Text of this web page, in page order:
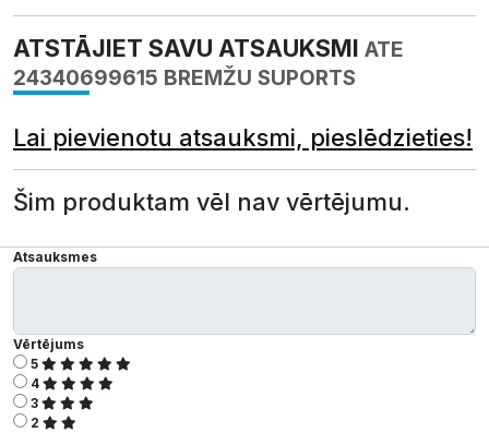
ATSTĀJIET SAVU ATSAUKSMI ATE
24340699615 BREMŽU SUPORTS
Lai pievienotu atsauksmi, pieslēdzieties!
Šim produktam vēl nav vērtējumu.
Atsauksmes
Vērtējums
5
4
3
2